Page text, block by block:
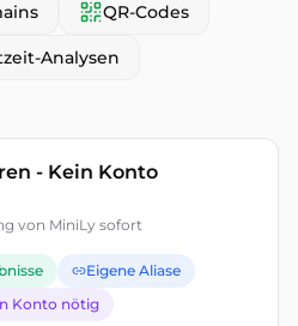
QR-Codes
Analysen
- Kein Konto
von MiniLy sofort
Eigene Aliase
Konto nötig